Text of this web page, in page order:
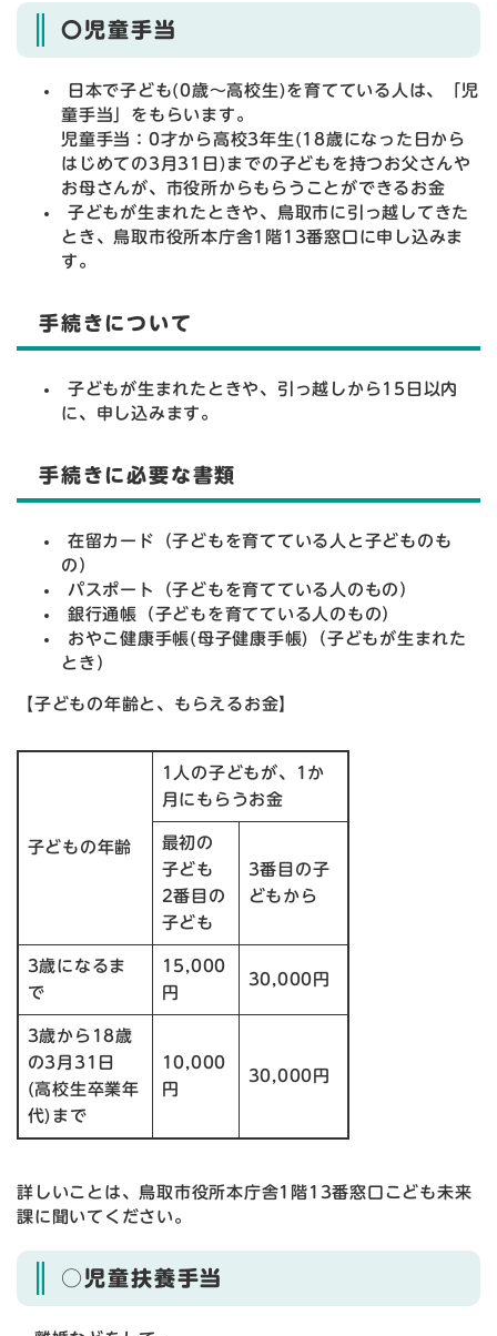
〇児童手当
日本で子ども(0歳～高校生)を育てている人は、「児
童手当」をもらいます。
児童手当：0才から高校3年生(18歳になった日から
はじめての3月31日)までの子どもを持つお父さんや
お母さんが、市役所からもらうことができるお金
子どもが生まれたときや、鳥取市に引っ越してきた
とき、鳥取市役所本庁舎1階13番窓口に申し込みま
す。
手続きについて
子どもが生まれたときや、引っ越しから15日以内
に、申し込みます。
手続きに必要な書類
在留カード（子どもを育てている人と子どものも
の）
パスポート（子どもを育てている人のもの）
銀行通帳（子どもを育てている人のもの）
おやこ健康手帳(母子健康手帳)（子どもが生まれた
とき）
【子どもの年齢と、もらえるお金】
子どもの年齢
1人の子どもが、1か
月にもらうお金
最初の
子ども
2番目の
子ども
3番目の子
どもから
3歳になるま
で
15,000
円
30,000円
3歳から18歳
の3月31日
(高校生卒業年
代)まで
10,000
円
30,000円
詳しいことは、鳥取市役所本庁舎1階13番窓口こども未来
課に聞いてください。
○児童扶養手当